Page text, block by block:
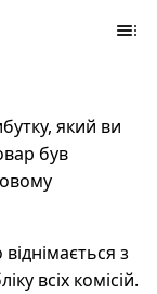
який ви
був
з
всіх комісій.